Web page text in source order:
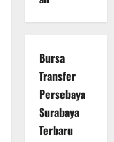
Bursa
Transfer
Persebaya
Surabaya
Terbaru